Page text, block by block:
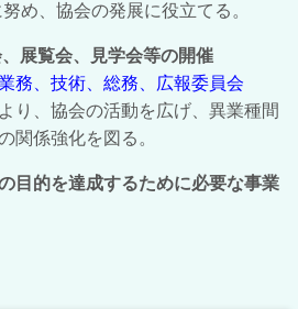
努め、協会の発展に役立てる。
、展覧会、見学会等の開催
務、技術、総務、広報委員会
り、協会の活動を広げ、異業種間
関係強化を図る。
目的を達成するために必要な事業